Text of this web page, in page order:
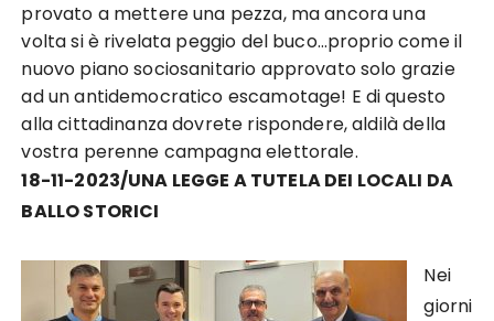
provato a mettere una pezza, ma ancora una
volta si è rivelata peggio del buco…proprio come il
nuovo piano sociosanitario approvato solo grazie
ad un antidemocratico escamotage! E di questo
alla cittadinanza dovrete rispondere, aldilà della
vostra perenne campagna elettorale.
18-11-2023/UNA LEGGE A TUTELA DEI LOCALI DA
BALLO STORICI
Nei
giorni